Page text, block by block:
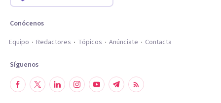
Conócenos
Equipo
Redactores Tópicos Anúnciate Contacta
Síguenos